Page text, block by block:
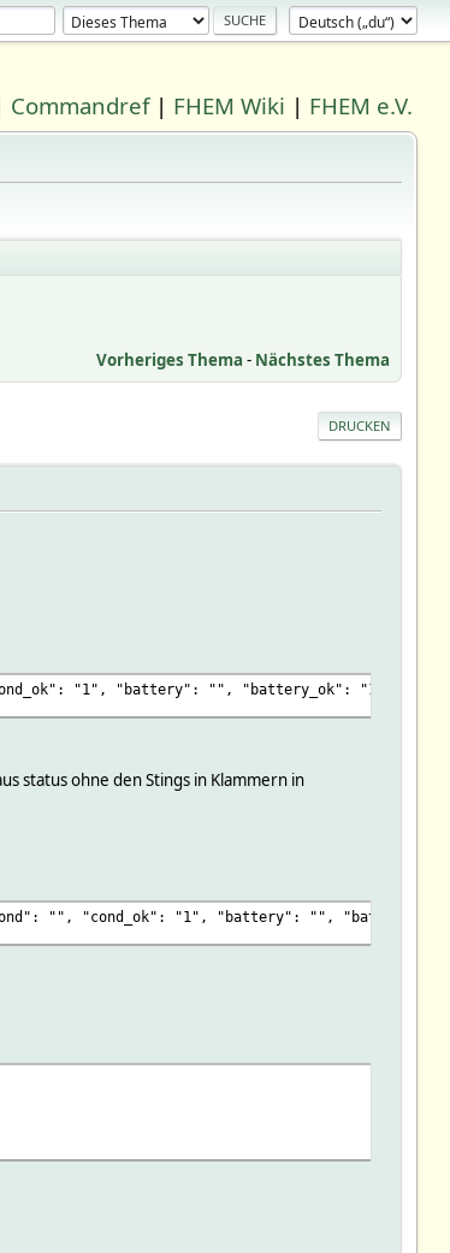
Commandref| FHEM Wiki | FHEM e.V.
Vorheriges Thema - Nächstes Thema
DRUCKEN
"1", "battery": "", "battery_ok": "1", "tamper":
status ohne den Stings in Klammern in
"", "cond_ok": "1", "battery": "", "battery_ok":